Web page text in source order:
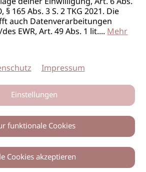
§ 165 Abs. 3 S. 2 TKG 2021. Die
auch Datenverarbeitungen
EWR, Art. 49 Abs. 1 lit....Mehr
Impressum
Einstellungen
funktionale Cookies
Cookies akzeptieren